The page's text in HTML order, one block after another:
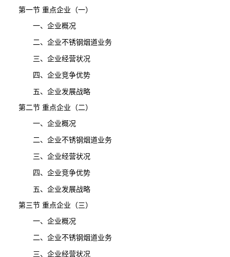
第一节 重点企业（一）
一、企业概况
二、企业不锈钢烟道业务
三、企业经营状况
四、企业竞争优势
五、企业发展战略
第二节 重点企业（二）
一、企业概况
二、企业不锈钢烟道业务
三、企业经营状况
四、企业竞争优势
五、企业发展战略
第三节 重点企业（三）
一、企业概况
二、企业不锈钢烟道业务
三、企业经营状况